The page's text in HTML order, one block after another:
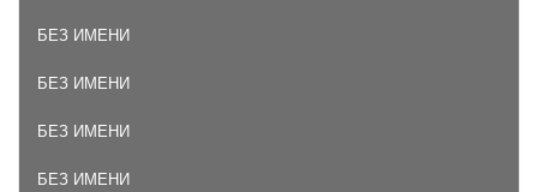
БЕЗ ИМЕНИ
БЕЗ ИМЕНИ
БЕЗ ИМЕНИ
БЕЗ ИМЕНИ